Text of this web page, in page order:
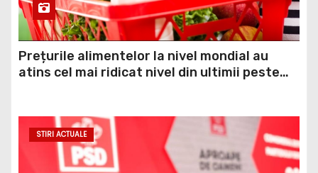
Prețurile alimentelor la nivel mondial au
atins cel mai ridicat nivel din ultimii peste
temerilor că războiul din Ucraina va perturba
din nou exporturile prin Marea Neagră.
STIRI ACTUALE